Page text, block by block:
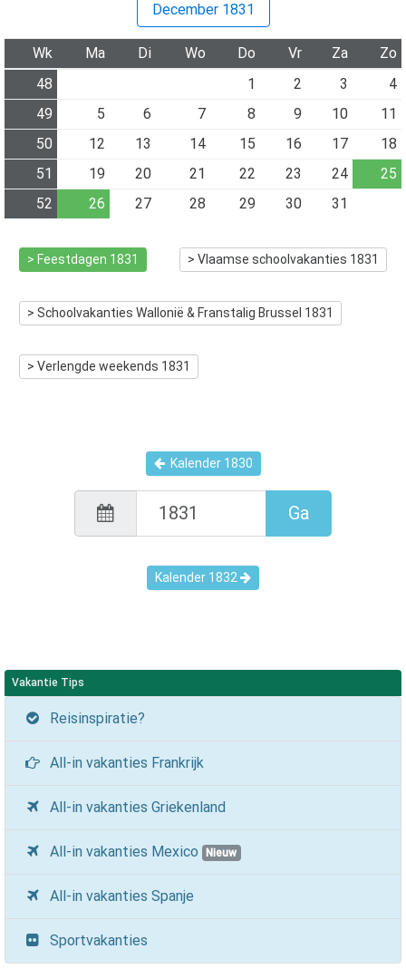
December 1831
Wk Ma Di Wo Do Vr Za
Zo
48
1 2 3
4
49
5 6 7 8 9 10
11
50
12 13 14 15 16 17
18
51
19 20 21 22 23 24
25
52
26 27 28 29 30 31
> Feestdagen 1831 > Vlaamse schoolvakanties 1831
> Schoolvakanties Wallonië & Franstalig Brussel 1831
> Verlengde weekends 1831
Kalender 1830
Ga
Kalender 1832
Vakantie Tips
Reisinspiratie?
All-in vakanties Frankrijk
All-in vakanties Griekenland
All-in vakanties Mexico Nieuw
All-in vakanties Spanje
Sportvakanties